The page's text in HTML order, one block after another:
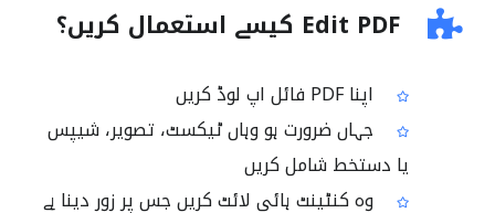
Edit PDF کیسے استعمال کریں؟
اپنا PDF فائل اپ لوڈ کریں
جہاں ضرورت ہو وہاں ٹیکسٹ، تصویر، شیپس
یا دستخط شامل کریں
وہ کنٹینٹ ہائی لائٹ کریں جس پر زور دینا ہے